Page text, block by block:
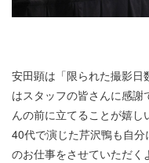
安田顕は「限られた撮影
はスタッフの皆さんに感謝
んの前に立てることが嬉
40代で演じた芹沢鴨も自
のお仕事をさせていただく